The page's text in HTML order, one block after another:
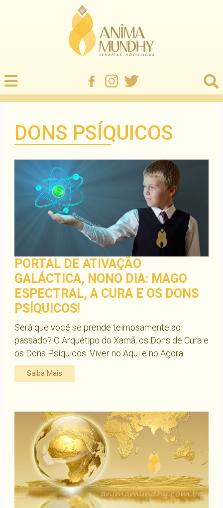
DONS PSÍQUICOS
PORTAL DE ATIVAÇÃO
GALÁCTICA, NONO DIA: MAGO
ESPECTRAL, A CURA E OS DONS
PSÍQUICOS!
Será que você se prende teimosamente ao
passado? O Arquétipo do Xamã, os Dons de Cura e
os Dons Psíquicos. Viver no Aqui e no Agora.
Saiba Mais